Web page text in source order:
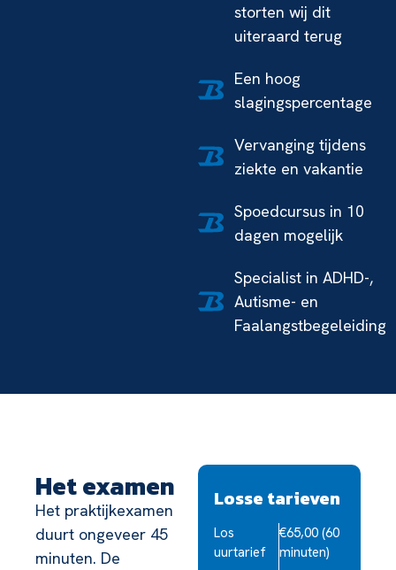
storten wij dit
uiteraard terug
Een hoog
slagingspercentage
Vervanging tijdens
ziekte en vakantie
Spoedcursus in 10
dagen mogelijk
Specialist in ADHD-,
Autisme- en
Faalangstbegeleiding
Het examen
Het praktijkexamen
duurt ongeveer 45
minuten. De
Losse tarieven
Los
uurtarief
€65,00 (60
minuten)